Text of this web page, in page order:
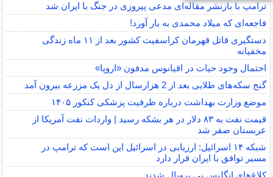
ترامپ با بازنشر مقاله‌ای مدعی پیروزی در جنگ با ایران شد
فاجعه‌ای که میلاد محمدی به بار آورد!
دستگیری قاتل قهرمان کراسفیت کشور بعد از ۱۱ ماه زندگی
مخفیانه
احتمال وجود حیات در اقیانوس مدفون «اروپا»
گنج سکه‌های طلایی بعد از 2 هزارسال از دل یک مزرعه بیرون آمد
موضع وزارت بهداشت درباره ظرفیت پزشکی کنکور ۱۴۰۵
قیمت نفت به ۸۳ دلار در هر بشکه رسید | واردات نفت آمریکا از
عربستان صفر شد
شبکه ۱۴ اسرائیل: ارزیابی در اسرائیل این است که ترامپ در
مسیر توافق با ایران قرار دارد